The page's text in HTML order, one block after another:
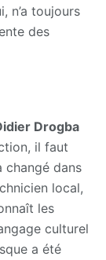
n’a toujours
des
Drogba
il faut
changé dans
local,
les
culturel
a été